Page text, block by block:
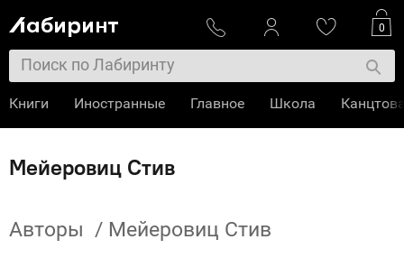
Мейеровиц Стив
Авторы / Мейеровиц Стив
0
Книги Иностранные Главное Школа